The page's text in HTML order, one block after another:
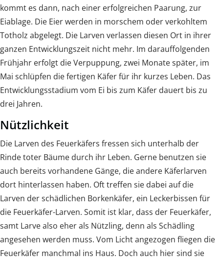
kommt es dann, nach einer erfolgreichen Paarung, zur
Eiablage. Die Eier werden in morschem oder verkohltem
Totholz abgelegt. Die Larven verlassen diesen Ort in ihrer
ganzen Entwicklungszeit nicht mehr. Im darauffolgenden
Frühjahr erfolgt die Verpuppung, zwei Monate später, im
Mai schlüpfen die fertigen Käfer für ihr kurzes Leben. Das
Entwicklungsstadium vom Ei bis zum Käfer dauert bis zu
drei Jahren.
Nützlichkeit
Die Larven des Feuerkäfers fressen sich unterhalb der
Rinde toter Bäume durch ihr Leben. Gerne benutzen sie
auch bereits vorhandene Gänge, die andere Käferlarven
dort hinterlassen haben. Oft treffen sie dabei auf die
Larven der schädlichen Borkenkäfer, ein Leckerbissen für
die Feuerkäfer-Larven. Somit ist klar, dass der Feuerkäfer,
samt Larve also eher als Nützling, denn als Schädling
angesehen werden muss. Vom Licht angezogen fliegen die
Feuerkäfer manchmal ins Haus. Doch auch hier sind sie